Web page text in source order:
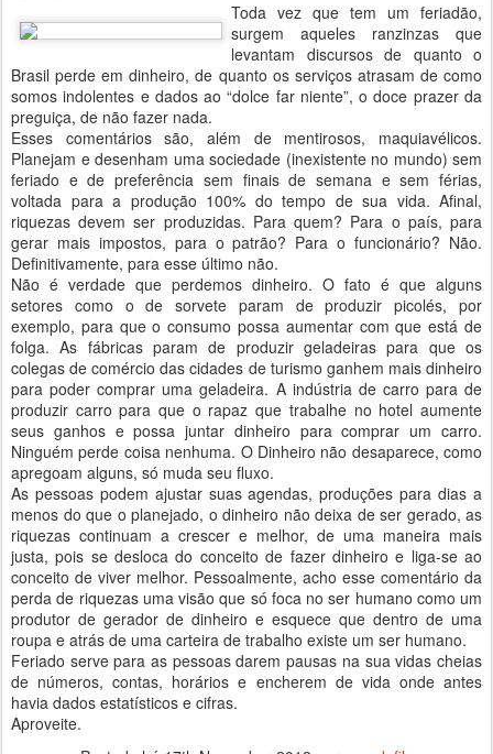
Toda vez que tem um feriadão,
surgem aqueles ranzinzas que
levantam discursos de quanto o
Brasil perde em dinheiro, de quanto os serviços atrasam de como
somos indolentes e dados ao “dolce far niente”, o doce prazer da
preguiça, de não fazer nada.
Esses comentários são, além de mentirosos, maquiavélicos.
Planejam e desenham uma sociedade (inexistente no mundo) sem
feriado e de preferência sem finais de semana e sem férias,
voltada para a produção 100% do tempo de sua vida. Afinal,
riquezas devem ser produzidas. Para quem? Para o país, para
gerar mais impostos, para o patrão? Para o funcionário? Não.
Definitivamente, para esse último não.
Não é verdade que perdemos dinheiro. O fato é que alguns
setores como o de sorvete param de produzir picolés, por
exemplo, para que o consumo possa aumentar com que está de
folga. As fábricas param de produzir geladeiras para que os
colegas de comércio das cidades de turismo ganhem mais dinheiro
para poder comprar uma geladeira. A indústria de carro para de
produzir carro para que o rapaz que trabalhe no hotel aumente
seus ganhos e possa juntar dinheiro para comprar um carro.
Ninguém perde coisa nenhuma. O Dinheiro não desaparece, como
apregoam alguns, só muda seu fluxo.
As pessoas podem ajustar suas agendas, produções para dias a
menos do que o planejado, o dinheiro não deixa de ser gerado, as
riquezas continuam a crescer e melhor, de uma maneira mais
justa, pois se desloca do conceito de fazer dinheiro e liga-se ao
conceito de viver melhor. Pessoalmente, acho esse comentário da
perda de riquezas uma visão que só foca no ser humano como um
produtor de gerador de dinheiro e esquece que dentro de uma
roupa e atrás de uma carteira de trabalho existe um ser humano.
Feriado serve para as pessoas darem pausas na sua vidas cheias
de números, contas, horários e encherem de vida onde antes
havia dados estatísticos e cifras.
Aproveite.